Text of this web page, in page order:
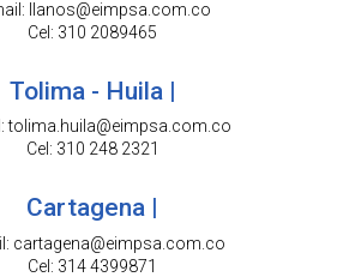
llanos@eimpsa.com.co
Cel: 310 2089465
Tolima - Huila |
tolima.huila@eimpsa.com.co
Cel: 310 248 2321
Cartagena |
cartagena@eimpsa.com.co
Cel: 314 4399871